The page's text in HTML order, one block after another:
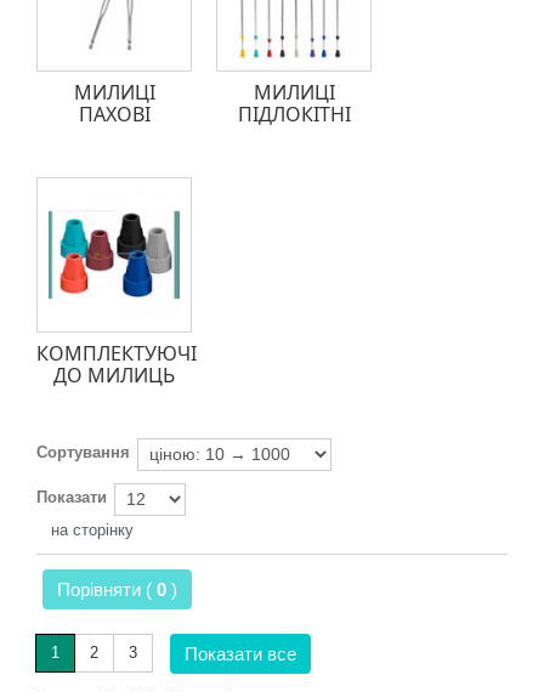
МИЛИЦІ
ПАХОВІ
МИЛИЦІ
ПІДЛОКІТНІ
КОМПЛЕКТУЮЧІ
ДО МИЛИЦЬ
Сортування
Показати
на сторінку
Порівняти ( 0 )
Показати все
1 2 3